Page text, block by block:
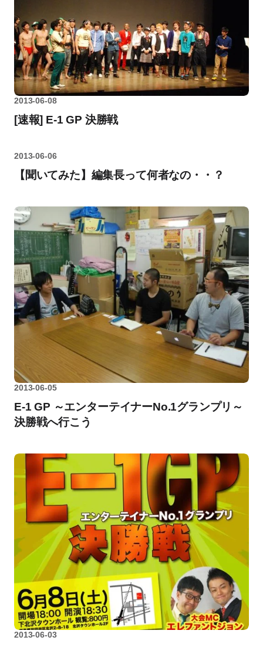
2013-06-08
[速報] E-1 GP 決勝戦
2013-06-06
【聞いてみた】編集長って何者なの・・？
2013-06-05
E-1 GP ～エンターテイナーNo.1グランプリ～
決勝戦へ行こう
2013-06-03